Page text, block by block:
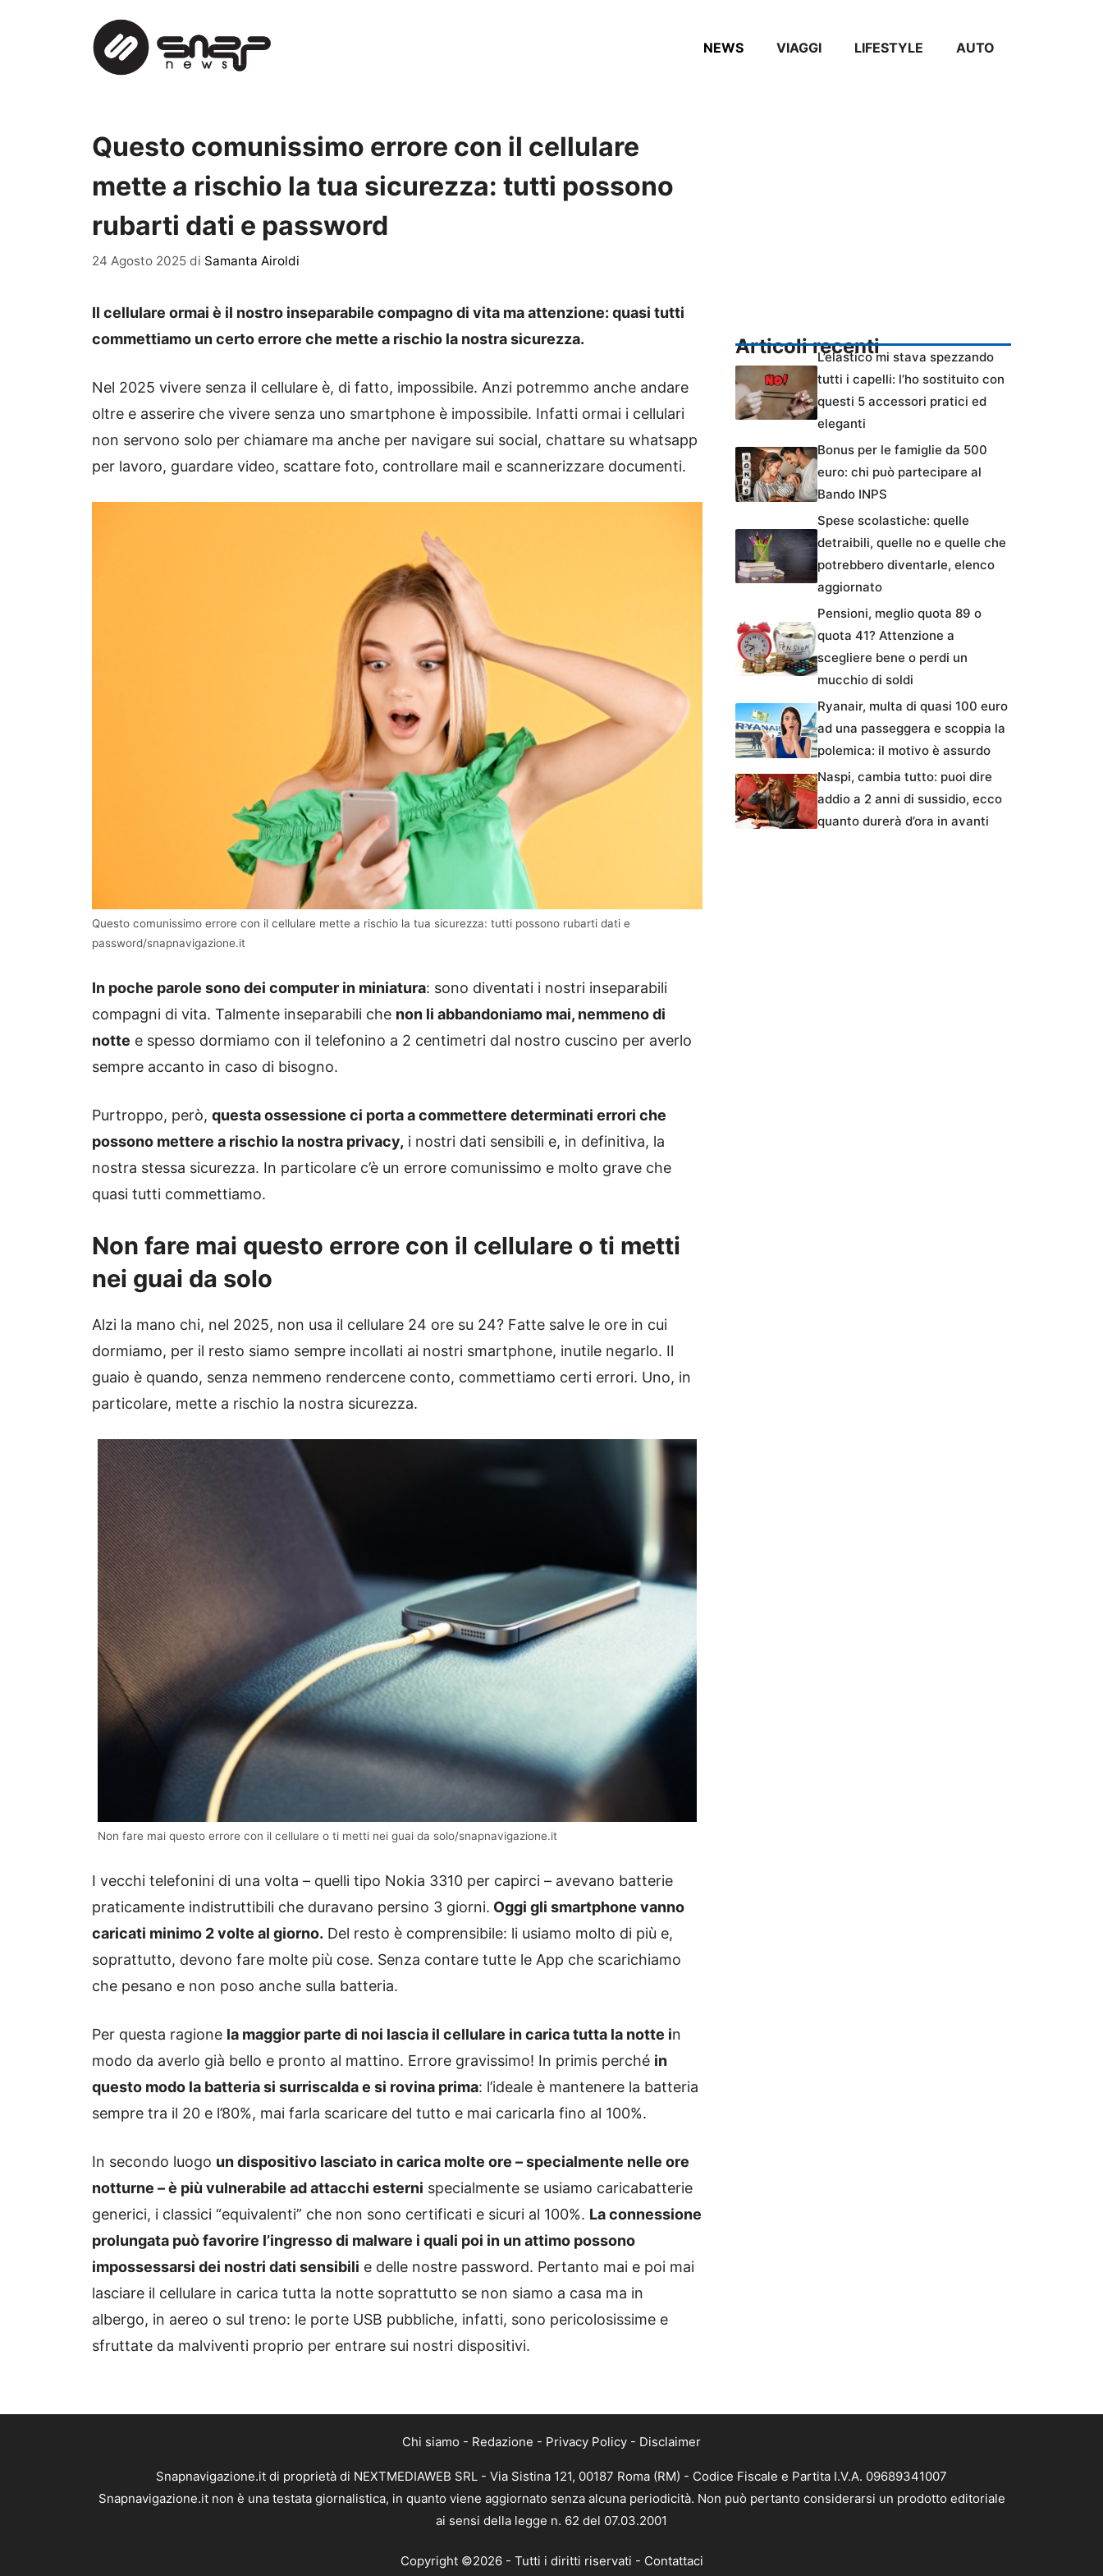
NEWS VIAGGI LIFESTYLE AUTO
Questo comunissimo errore con il cellulare
mette a rischio la tua sicurezza: tutti possono
rubarti dati e password
24 Agosto 2025 di Samanta Airoldi
Il cellulare ormai è il nostro inseparabile compagno di vita ma attenzione: quasi tutti
commettiamo un certo errore che mette a rischio la nostra sicurezza.
Nel 2025 vivere senza il cellulare è, di fatto, impossibile. Anzi potremmo anche andare
oltre e asserire che vivere senza uno smartphone è impossibile. Infatti ormai i cellulari
non servono solo per chiamare ma anche per navigare sui social, chattare su whatsapp
per lavoro, guardare video, scattare foto, controllare mail e scannerizzare documenti.
Questo comunissimo errore con il cellulare mette a rischio la tua sicurezza: tutti possono rubarti dati e
password/snapnavigazione.it
In poche parole sono dei computer in miniatura: sono diventati i nostri inseparabili
compagni di vita. Talmente inseparabili che non li abbandoniamo mai, nemmeno di
notte e spesso dormiamo con il telefonino a 2 centimetri dal nostro cuscino per averlo
sempre accanto in caso di bisogno.
Purtroppo, però, questa ossessione ci porta a commettere determinati errori che
possono mettere a rischio la nostra privacy, i nostri dati sensibili e, in definitiva, la
nostra stessa sicurezza. In particolare c’è un errore comunissimo e molto grave che
quasi tutti commettiamo.
Non fare mai questo errore con il cellulare o ti metti
nei guai da solo
Alzi la mano chi, nel 2025, non usa il cellulare 24 ore su 24? Fatte salve le ore in cui
dormiamo, per il resto siamo sempre incollati ai nostri smartphone, inutile negarlo. Il
guaio è quando, senza nemmeno rendercene conto, commettiamo certi errori. Uno, in
particolare, mette a rischio la nostra sicurezza.
Non fare mai questo errore con il cellulare o ti metti nei guai da solo/snapnavigazione.it
I vecchi telefonini di una volta – quelli tipo Nokia 3310 per capirci – avevano batterie
praticamente indistruttibili che duravano persino 3 giorni. Oggi gli smartphone vanno
caricati minimo 2 volte al giorno. Del resto è comprensibile: li usiamo molto di più e,
soprattutto, devono fare molte più cose. Senza contare tutte le App che scarichiamo
che pesano e non poso anche sulla batteria.
Per questa ragione la maggior parte di noi lascia il cellulare in carica tutta la notte in
modo da averlo già bello e pronto al mattino. Errore gravissimo! In primis perché in
questo modo la batteria si surriscalda e si rovina prima: l’ideale è mantenere la batteria
sempre tra il 20 e l’80%, mai farla scaricare del tutto e mai caricarla fino al 100%.
In secondo luogo un dispositivo lasciato in carica molte ore – specialmente nelle ore
notturne – è più vulnerabile ad attacchi esterni specialmente se usiamo caricabatterie
generici, i classici “equivalenti” che non sono certificati e sicuri al 100%. La connessione
prolungata può favorire l’ingresso di malware i quali poi in un attimo possono
impossessarsi dei nostri dati sensibili e delle nostre password. Pertanto mai e poi mai
lasciare il cellulare in carica tutta la notte soprattutto se non siamo a casa ma in
albergo, in aereo o sul treno: le porte USB pubbliche, infatti, sono pericolosissime e
sfruttate da malviventi proprio per entrare sui nostri dispositivi.
Articoli recentiL’elastico mi stava spezzando
tutti i capelli: l’ho sostituito con
questi 5 accessori pratici ed
eleganti
Bonus per le famiglie da 500
euro: chi può partecipare al
Bando INPS
Spese scolastiche: quelle
detraibili, quelle no e quelle che
potrebbero diventarle, elenco
aggiornato
Pensioni, meglio quota 89 o
quota 41? Attenzione a
scegliere bene o perdi un
mucchio di soldi
Ryanair, multa di quasi 100 euro
ad una passeggera e scoppia la
polemica: il motivo è assurdo
Naspi, cambia tutto: puoi dire
addio a 2 anni di sussidio, ecco
quanto durerà d’ora in avanti
Chi siamo - Redazione - Privacy Policy - Disclaimer
Snapnavigazione.it di proprietà di NEXTMEDIAWEB SRL - Via Sistina 121, 00187 Roma (RM) - Codice Fiscale e Partita I.V.A. 09689341007
Snapnavigazione.it non è una testata giornalistica, in quanto viene aggiornato senza alcuna periodicità. Non può pertanto considerarsi un prodotto editoriale
ai sensi della legge n. 62 del 07.03.2001
Copyright ©2026 - Tutti i diritti riservati - Contattaci